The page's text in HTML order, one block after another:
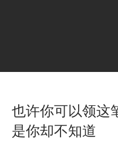
也许你可以领这
是你却不知道